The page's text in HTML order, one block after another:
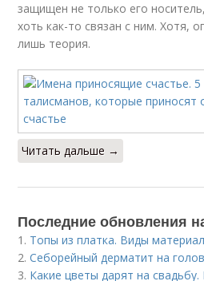
защищен не только его
хоть как-то связан с ним. Хотя,
лишь теория.
Читать дальше →
Последние обновления
1. Топы из платка. Виды
2.Себорейный дерматит на
3. Какие цветы дарят на